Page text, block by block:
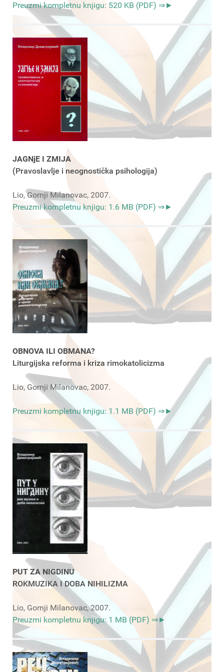
Preuzmi kompletnu knjigu: 520 KB (PDF) ⇒►
JAGNjE I ZMIJA
(Pravoslavlje i neognostička psihologija)
Lio, Gornji Milanovac, 2007.
Preuzmi kompletnu knjigu: 1.6 MB (PDF) ⇒►
OBNOVA ILI OBMANA?
Liturgijska reforma i kriza rimokatolicizma
Lio, Gornji Milanovac, 2007.
Preuzmi kompletnu knjigu: 1.1 MB (PDF) ⇒►
PUT ZA NIGDINU
ROKMUZIKA I DOBA NIHILIZMA
Lio, Gornji Milanovac, 2007.
Preuzmi kompletnu knjigu: 1 MB (PDF) ⇒►